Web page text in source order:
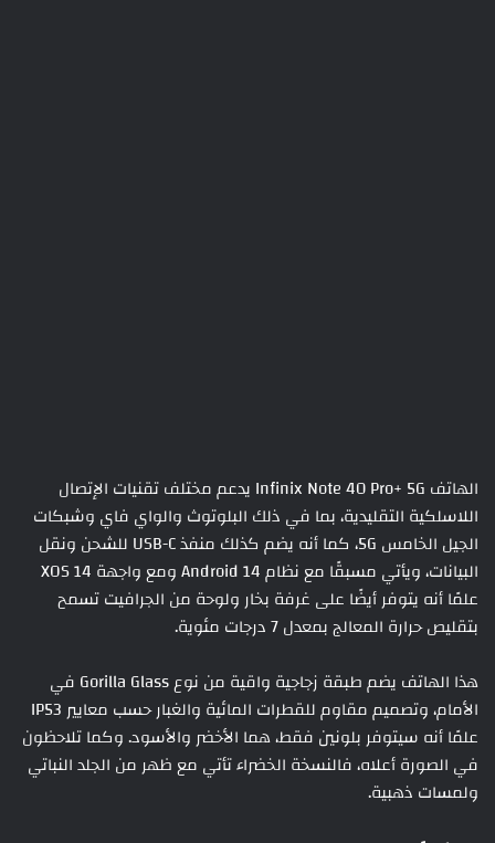
الهاتف Infinix Note 40 Pro+ 5G يدعم مختلف تقنيات الإتصال
اللاسلكية التقليدية، بما في ذلك البلوتوث والواي فاي وشبكات
الجيل الخامس 5G، كما أنه يضم كذلك منفذ USB-C للشحن ونقل
البيانات، ويأتي مسبقًا مع نظام Android 14 ومع واجهة XOS 14
علمًا أنه يتوفر أيضًا على غرفة بخار ولوحة من الجرافيت تسمح
بتقليص حرارة المعالج بمعدل 7 درجات مئوية.
هذا الهاتف يضم طبقة زجاجية واقية من نوع Gorilla Glass في
الأمام، وتصميم مقاوم للقطرات المائية والغبار حسب معايير IP53
علمًا أنه سيتوفر بلونين فقط، هما الأخضر والأسود. وكما تلاحظون
في الصورة أعلاه، فالنسخة الخضراء تأتي مع ظهر من الجلد النباتي
ولمسات ذهبية.